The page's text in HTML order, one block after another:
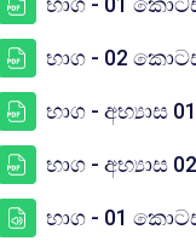
භාග - 02
භාග - අභ්‍යාස
භාග - අභ්‍යාස
භාග - 01